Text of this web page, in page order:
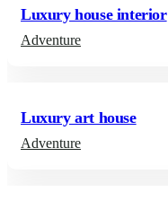
Luxury house interior
Adventure
Luxury art house
Adventure